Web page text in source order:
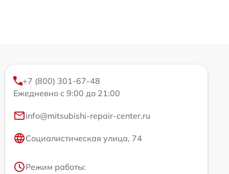
+7 (800) 301-67-48
Ежедневно с 9:00 до 21:00
info@mitsubishi-repair-center.ru
Социалистическая улица, 74
Режим работы: